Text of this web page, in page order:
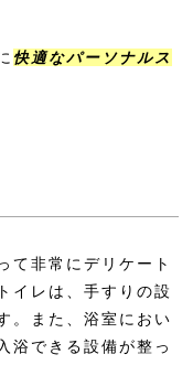
ルアホテル京
by wit
丸五条
京都五条
快適なパーソナルス
て非常にデリケート
イレは、手すりの設
。また、浴室におい
浴できる設備が整っ